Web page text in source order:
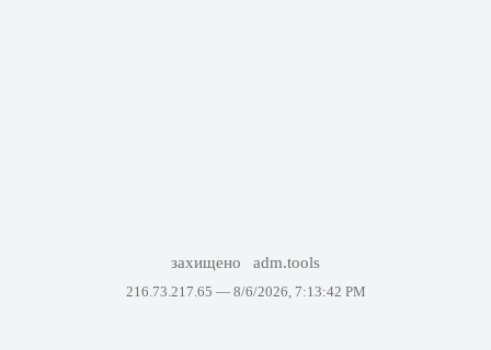
захищено adm.tools
216.73.217.65 — 8/6/2026, 7:13:42 PM